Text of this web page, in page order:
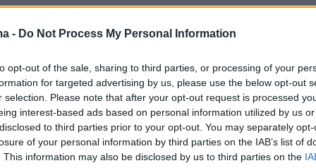
- Do Not Process My Personal Information
opt-out of the sale, sharing to third parties, or processing of your
for targeted advertising by us, please use the below opt-out
selection. Please note that after your opt-out request is processed
interest-based ads based on personal information utilized by us
to third parties prior to your opt-out. You may separately
of your personal information by third parties on the IAB’s list of
This information may also be disclosed by us to third parties on the
ΕιδήσειςΔημοφιλή
φόρεσε μπικίνι με
σημαίας
του
Ελλάδα: Ένα
ξεχάσω ποτέ
Σάλος στη Λιθουανία από
σε προσπάθεια ρεκόρ powerlifting
από Βελγίδα: «Είμαι ρατσιστής και
έκανα επίτηδες» έγραψε ο
πριν 26 λεπτά